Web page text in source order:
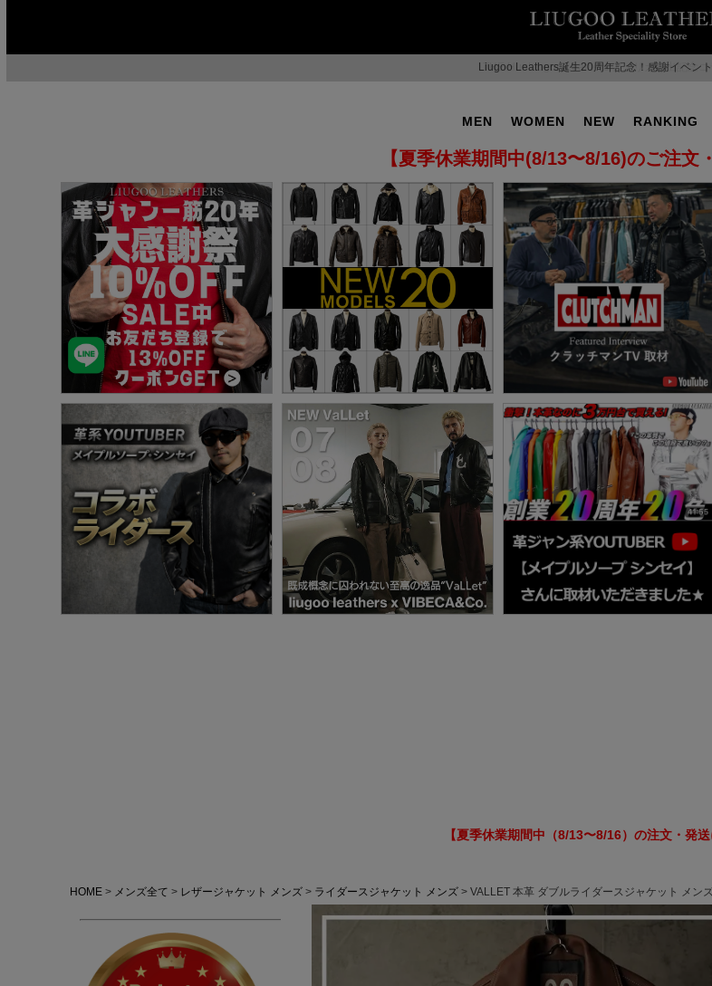
【夏季休業期間中（8/13〜8/16）の注文・発送
HOME メンズ全て レザージャケット メンズ ライダースジャケット メンズ VALLET 本革 ダブルライダースジャケット メン